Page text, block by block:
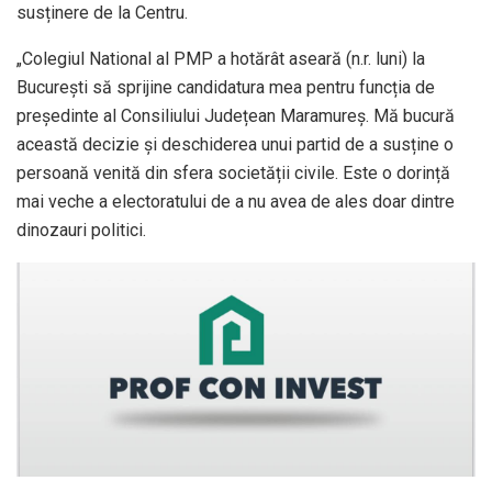
susținere de la Centru.
„Colegiul National al PMP a hotărât aseară (n.r. luni) la
București să sprijine candidatura mea pentru funcția de
președinte al Consiliului Județean Maramureș. Mă bucură
această decizie și deschiderea unui partid de a susține o
persoană venită din sfera societății civile. Este o dorință
mai veche a electoratului de a nu avea de ales doar dintre
dinozauri politici.